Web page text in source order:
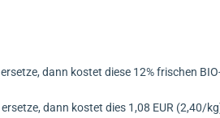
ersetze, dann kostet diese 12% frischen
ersetze, dann kostet dies 1,08 EUR (2,40/